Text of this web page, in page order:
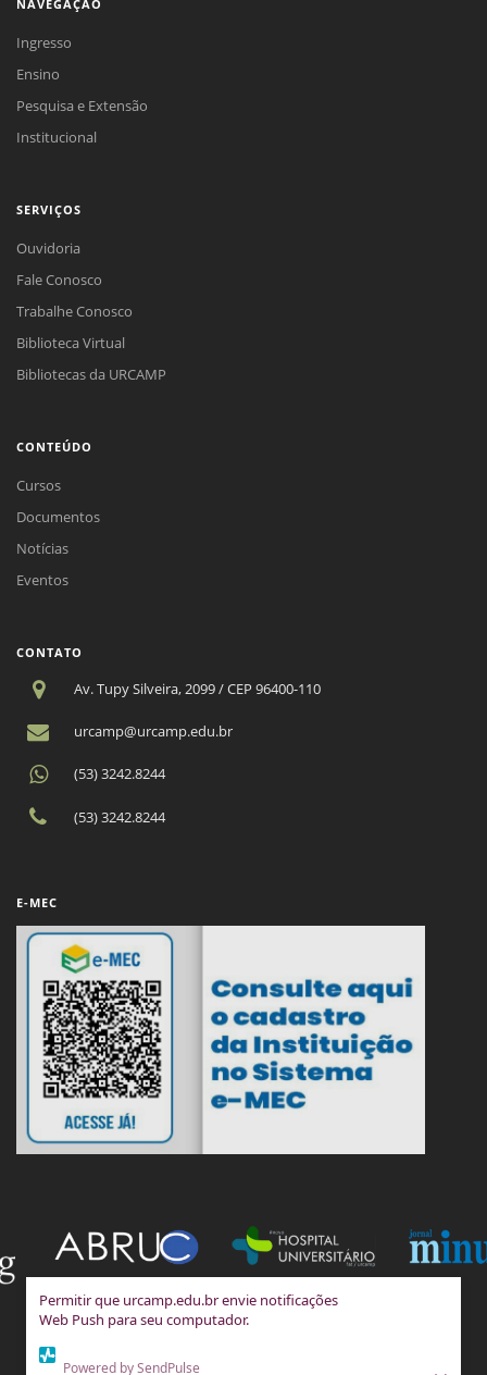
Permitir que urcamp.edu.br envie notificações
Web Push para seu computador.
Powered by SendPulse
NAVEGAÇÃO
Ingresso
Ensino
Pesquisa e Extensão
Institucional
SERVIÇOS
Ouvidoria
Fale Conosco
Trabalhe Conosco
Biblioteca Virtual
Bibliotecas da URCAMP
CONTEÚDO
Cursos
Documentos
Notícias
Eventos
CONTATO
Av. Tupy Silveira, 2099 / CEP 96400-110
urcamp@urcamp.edu.br
(53) 3242.8244
(53) 3242.8244
E-MEC